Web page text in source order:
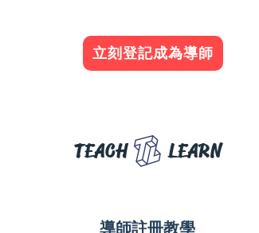
立刻登記成為導師
TEACH LEARN
導師註冊教學